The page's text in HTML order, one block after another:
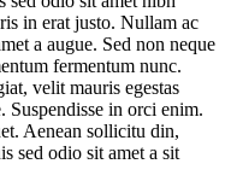
in erat justo. Nullam ac
a augue. Sed non neque
fermentum nunc.
velit mauris egestas
Suspendisse in orci enim.
Aenean sollicitu din,
sed odio sit amet a sit